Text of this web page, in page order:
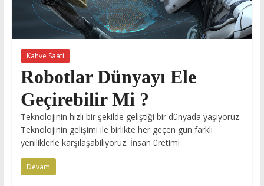
Kahve Saati
Robotlar Dünyayı Ele
Geçirebilir Mi ?
Teknolojinin hızlı bir şekilde geliştiği bir dünyada yaşıyoruz.
Teknolojinin gelişimi ile birlikte her geçen gün farklı
yeniliklerle karşılaşabiliyoruz. İnsan üretimi
Devam